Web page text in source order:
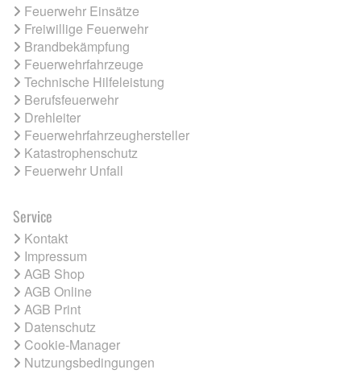
Feuerwehr Einsätze
Freiwillige Feuerwehr
Brandbekämpfung
Feuerwehrfahrzeuge
Technische Hilfeleistung
Berufsfeuerwehr
Drehleiter
Feuerwehrfahrzeughersteller
Katastrophenschutz
Feuerwehr Unfall
Service
Kontakt
Impressum
AGB Shop
AGB Online
AGB Print
Datenschutz
Cookie-Manager
Nutzungsbedingungen